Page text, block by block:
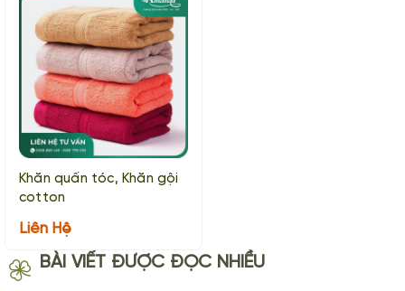
Khăn quấn tóc, Khăn gội
cotton
Liên Hệ
BÀI VIẾT ĐƯỢC ĐỌC NHIỀU